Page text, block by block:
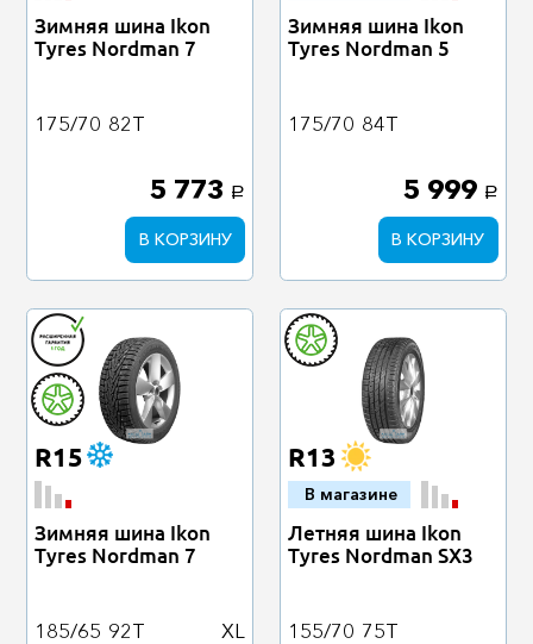
Зимняя шина Ikon
Tyres Nordman 7
175/70 82T
5 773 a
В КОРЗИНУ
Зимняя шина Ikon
Tyres Nordman 5
175/70 84T
5 999 a
В КОРЗИНУ
R15
Зимняя шина Ikon
Tyres Nordman 7
185/65 92T XL
R13
В магазине
Летняя шина Ikon
Tyres Nordman SX3
155/70 75T